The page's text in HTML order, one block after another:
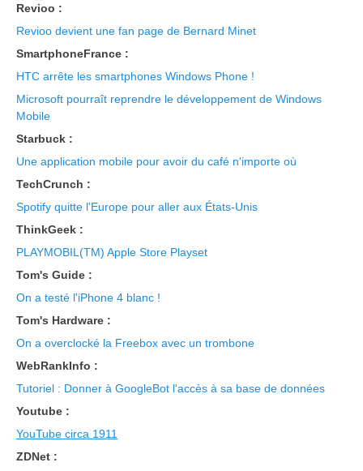
Revioo :
Revioo devient une fan page de Bernard Minet
SmartphoneFrance :
HTC arrête les smartphones Windows Phone !
Microsoft pourraît reprendre le développement de Windows
Mobile
Starbuck :
Une application mobile pour avoir du café n'importe où
TechCrunch :
Spotify quitte l'Europe pour aller aux États-Unis
ThinkGeek :
PLAYMOBIL(TM) Apple Store Playset
Tom's Guide :
On a testé l'iPhone 4 blanc !
Tom's Hardware :
On a overclocké la Freebox avec un trombone
WebRankInfo :
Tutoriel : Donner à GoogleBot l'accès à sa base de données
Youtube :
YouTube circa 1911
ZDNet :